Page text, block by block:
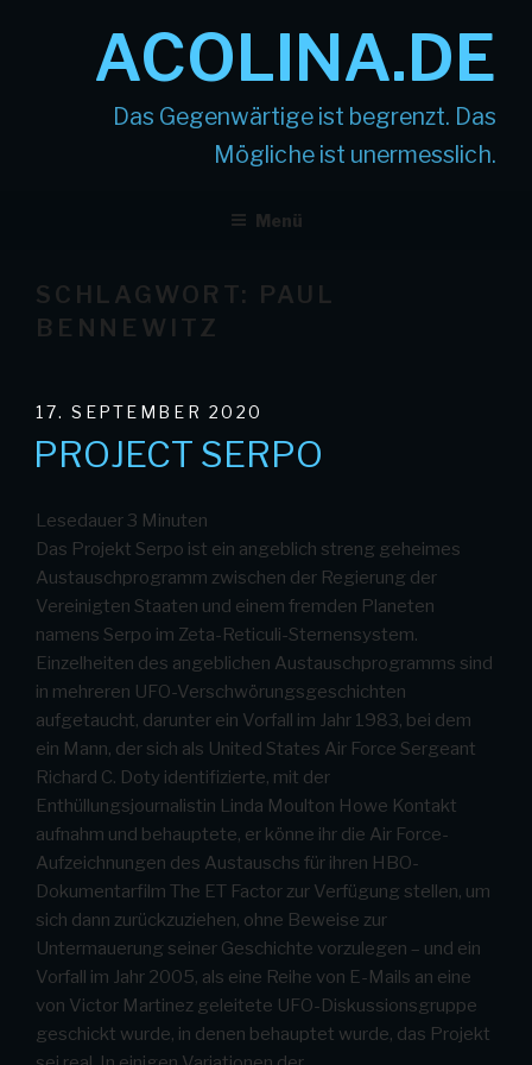
ACOLINA.DE
Das Gegenwärtige ist begrenzt. Das
Mögliche ist unermesslich.
Menü
SCHLAGWORT: PAUL
BENNEWITZ
VERÖFFENTLICHT
AM
17. SEPTEMBER 2020
PROJECT SERPO
Lesedauer3 Minuten
Das Projekt Serpo ist ein angeblich streng geheimes
Austauschprogramm zwischen der Regierung der
Vereinigten Staaten und einem fremden Planeten
namens Serpo im Zeta-Reticuli-Sternensystem.
Einzelheiten des angeblichen Austauschprogramms sind
in mehreren UFO-Verschwörungsgeschichten
aufgetaucht, darunter ein Vorfall im Jahr 1983, bei dem
ein Mann, der sich als United States Air Force Sergeant
Richard C. Doty identifizierte, mit der
Enthüllungsjournalistin Linda Moulton Howe Kontakt
aufnahm und behauptete, er könne ihr die Air Force-
Aufzeichnungen des Austauschs für ihren HBO-
Dokumentarfilm The ET Factor zur Verfügung stellen, um
sich dann zurückzuziehen, ohne Beweise zur
Untermauerung seiner Geschichte vorzulegen – und ein
Vorfall im Jahr 2005, als eine Reihe von E-Mails an eine
von Victor Martinez geleitete UFO-Diskussionsgruppe
geschickt wurde, in denen behauptet wurde, das Projekt